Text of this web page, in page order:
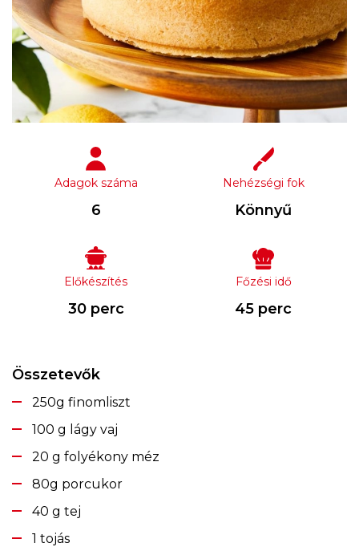
Adagok száma
6
Nehézségi fok
Könnyű
Előkészítés
30 perc
Főzési idő
45 perc
Összetevők
250g finomliszt
100 g lágy vaj
20 g folyékony méz
80g porcukor
40 g tej
1 tojás